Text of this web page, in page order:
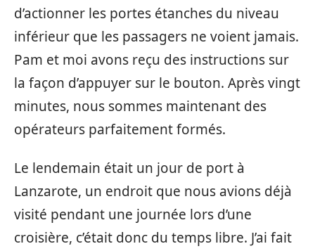
d’actionner les portes étanches du niveau
inférieur que les passagers ne voient jamais.
Pam et moi avons reçu des instructions sur
la façon d’appuyer sur le bouton. Après vingt
minutes, nous sommes maintenant des
opérateurs parfaitement formés.
Le lendemain était un jour de port à
Lanzarote, un endroit que nous avions déjà
visité pendant une journée lors d’une
croisière, c’était donc du temps libre. J’ai fait